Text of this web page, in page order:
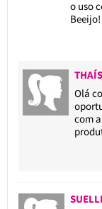
o uso
Beeijo!
Olá
com